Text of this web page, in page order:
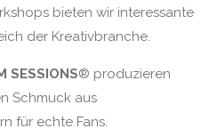
bieten wir interessante
der Kreativbranche.
SESSIONS® produzieren
Schmuck aus
für echte Fans.